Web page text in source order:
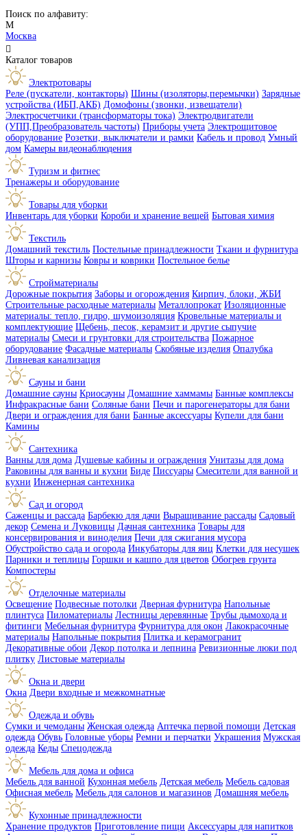
Поиск по алфавиту:
М
Москва

Каталог товаров
Электротовары
Реле (пускатели, контакторы) Шины (изоляторы,перемычки) Зарядные
устройства (ИБП,АКБ) Домофоны (звонки, извещатели)
Электросчетчики (трансформаторы тока) Электродвигатели
(УПП,Преобразователь частоты) Приборы учета Электрощитовое
оборудование Розетки, выключатели и рамки Кабель и провод Умный
дом Камеры видеонаблюдения
Туризм и фитнес
Тренажеры и оборудование
Товары для уборки
Инвентарь для уборки Короби и хранение вещей Бытовая химия
Текстиль
Домашний текстиль Постельные принадлежности Ткани и фурнитура
Шторы и карнизы Ковры и коврики Постельное белье
Стройматериалы
Дорожные покрытия Заборы и огорождения Кирпич, блоки, ЖБИ
Строительные расходные материалы Металлопрокат Изоляционные
материалы: тепло, гидро, шумоизоляция Кровельные материалы и
комплектующие Щебень, песок, керамзит и другие сыпучие
материалы Смеси и грунтовки для строительства Пожарное
оборудование Фасадные материалы Скобяные изделия Опалубка
Ливневая канализация
Сауны и бани
Домашние сауны Криосауны Домашние хаммамы Банные комплексы
Инфракрасные бани Соляные бани Печи и парогенераторы для бани
Двери и ограждения для бани Банные аксессуары Купели для бани
Камины
Сантехника
Ванны для дома Душевые кабины и ограждения Унитазы для дома
Раковины для ванны и кухни Биде Писсуары Смесители для ванной и
кухни Инженерная сантехника
Сад и огород
Саженцы и рассада Барбекю для дачи Выращивание рассады Садовый
декор Семена и Луковицы Дачная сантехника Товары для
консервирования и виноделия Печи для сжигания мусора
Обустройство сада и огорода Инкубаторы для яиц Клетки для несушек
Парники и теплицы Горшки и кашпо для цветов Обогрев грунта
Компостеры
Отделочные материалы
Освещение Подвесные потолки Дверная фурнитура Напольные
плинтуса Пиломатериалы Лестницы деревянные Трубы дымохода и
фитинги Мебельная фурнитура Фурнитура для окон Лакокрасочные
материалы Напольные покрытия Плитка и керамогранит
Декоративные обои Декор потолка и лепнина Ревизионные люки под
плитку Листовые материалы
Окна и двери
Окна Двери входные и межкомнатные
Одежда и обувь
Сумки и чемоданы Женская одежда Аптечка первой помощи Детская
одежда Обувь Головные уборы Ремни и перчатки Украшения Мужская
одежда Кеды Спецодежда
Мебель для дома и офиса
Мебель для ванной Кухонная мебель Детская мебель Мебель садовая
Офисная мебель Мебель для салонов и магазинов Домашняя мебель
Кухонные принадлежности
Хранение продуктов Приготовление пищи Аксессуары для напитков